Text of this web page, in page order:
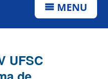
MENU
UFSC